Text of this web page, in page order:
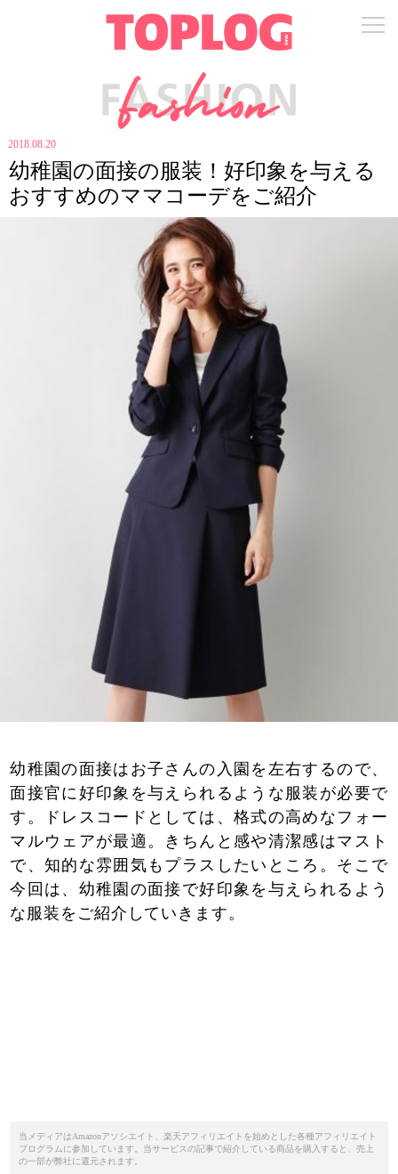
2018.08.20
幼稚園の面接の服装！好印象を与える
おすすめのママコーデをご紹介
幼稚園の面接はお子さんの入園を左右するので、
面接官に好印象を与えられるような服装が必要で
す。ドレスコードとしては、格式の高めなフォー
マルウェアが最適。きちんと感や清潔感はマスト
で、知的な雰囲気もプラスしたいところ。そこで
今回は、幼稚園の面接で好印象を与えられるよう
な服装をご紹介していきます。
当メディアはAmazonアソシエイト、楽天アフィリエイトを始めとした各種アフィリエイト
プログラムに参加しています。当サービスの記事で紹介している商品を購入すると、売上
の一部が弊社に還元されます。